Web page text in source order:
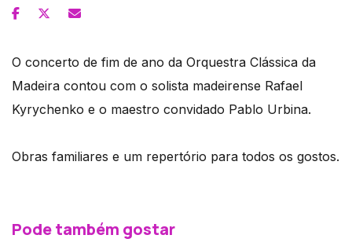
O concerto de fim de ano da Orquestra Clássica da
Madeira contou com o solista madeirense Rafael
Kyrychenko e o maestro convidado Pablo Urbina.
Obras familiares e um repertório para todos os gostos.
Pode também gostar